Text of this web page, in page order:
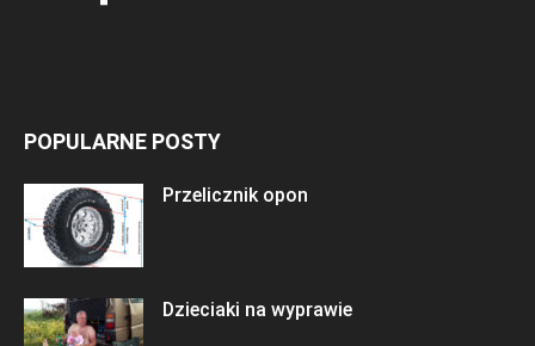
POPULARNE POSTY
Przelicznik opon
Dzieciaki na wyprawie